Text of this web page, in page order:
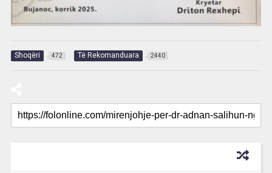
Shoqëri 472 Të Rekomanduara 2440